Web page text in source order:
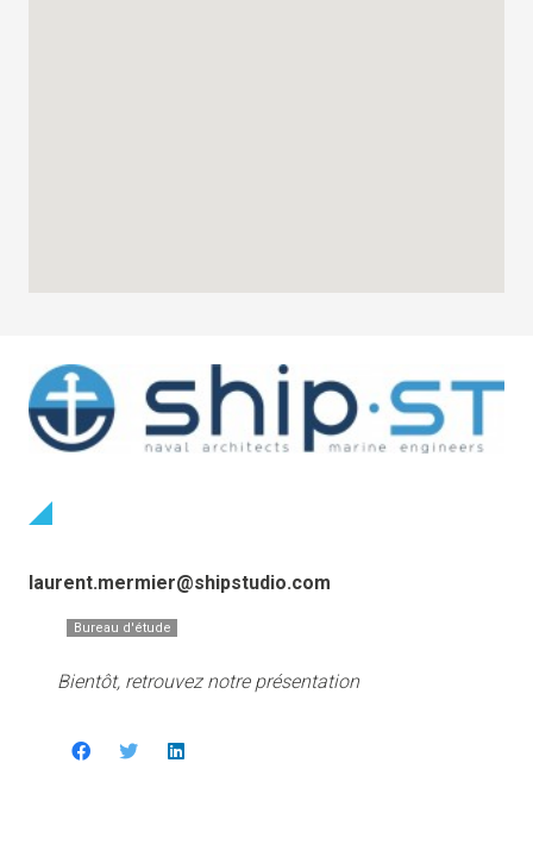
laurent.mermier@shipstudio.com
Bureau d'étude
Bientôt, retrouvez notre présentation